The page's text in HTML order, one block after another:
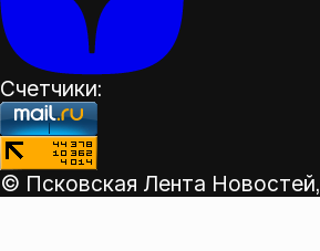
Счетчики:
© Псковская Лента Новостей,